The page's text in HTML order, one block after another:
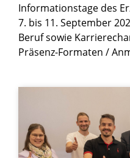
Informationstage des
7. bis 11. September
Beruf sowie
Präsenz-Formaten /